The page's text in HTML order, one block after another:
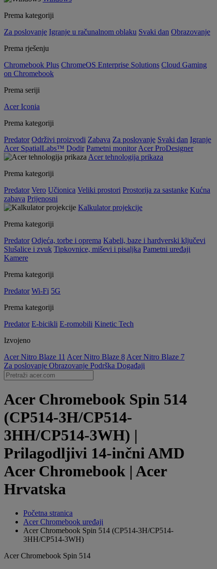
Prema kategoriji
Za poslovanje Igranje u računalnom oblaku Svaki dan Obrazovanje
Prema rješenju
Chromebook Plus ChromeOS Enterprise Solutions Cloud Gaming
on Chromebook
Prema seriji
Acer Iconia
Prema kategoriji
Predator Održivi proizvodi Zabava Za poslovanje Svaki dan Igranje
Acer SpatialLabs™ Dodir Pametni monitor Acer ProDesigner
Acer tehnologija prikaza
Prema kategoriji
Predator Vero Učionica Veliki prostori Prostorija za sastanke Kućna
zabava Prijenosni
Kalkulator projekcije
Prema kategoriji
Predator Odjeća, torbe i oprema Kabeli, baze i hardverski ključevi
Slušalice i zvuk Tipkovnice, miševi i pisaljka Pametni uređaji
Kamere
Prema kategoriji
Predator Wi-Fi 5G
Prema kategoriji
Predator E-bicikli E-romobili Kinetic Tech
Izvojeno
Acer Nitro Blaze 11 Acer Nitro Blaze 8 Acer Nitro Blaze 7
Za poslovanje Obrazovanje Podrška Događaji
Acer Chromebook Spin 514
(CP514-3H/CP514-
3HH/CP514-3WH) |
Prilagodljivi 14-inčni AMD
Acer Chromebook | Acer
Hrvatska
Početna stranica
Acer Chromebook uređaji
Acer Chromebook Spin 514 (CP514-3H/CP514-
3HH/CP514-3WH)
Acer Chromebook Spin 514